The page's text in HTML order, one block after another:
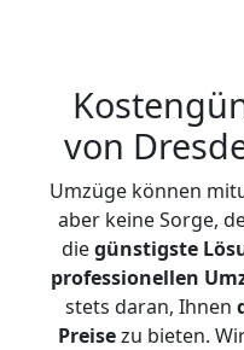
von
Umzüge können
aber keine Sorge,
diegünstigste
professionellen
stets daran, Ihnen
Preisezu bieten.